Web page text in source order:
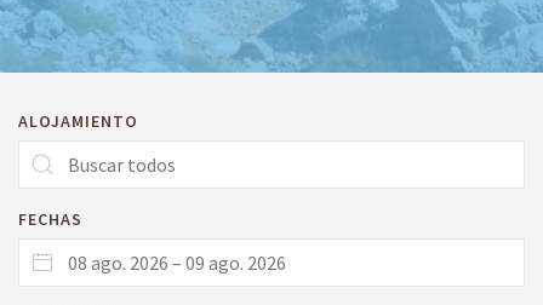
ALOJAMIENTO
FECHAS